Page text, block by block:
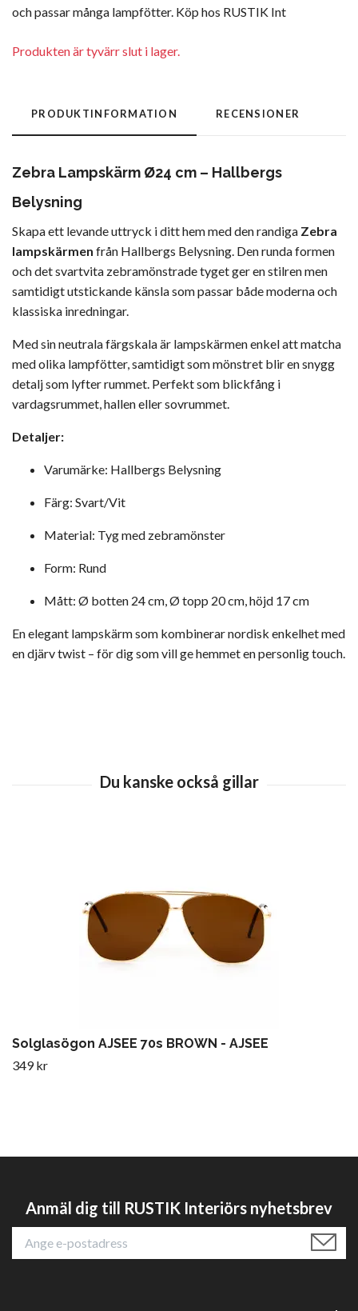
och passar många lampfötter. Köp hos RUSTIK Int
Produkten är tyvärr slut i lager.
PRODUKTINFORMATION RECENSIONER
Zebra Lampskärm Ø24 cm – Hallbergs
Belysning
Skapa ett levande uttryck i ditt hem med den randiga Zebra
lampskärmen från Hallbergs Belysning. Den runda formen
och det svartvita zebramönstrade tyget ger en stilren men
samtidigt utstickande känsla som passar både moderna och
klassiska inredningar.
Med sin neutrala färgskala är lampskärmen enkel att matcha
med olika lampfötter, samtidigt som mönstret blir en snygg
detalj som lyfter rummet. Perfekt som blickfång i
vardagsrummet, hallen eller sovrummet.
Detaljer:
Varumärke: Hallbergs Belysning
Färg: Svart/Vit
Material: Tyg med zebramönster
Form: Rund
Mått: Ø botten 24 cm, Ø topp 20 cm, höjd 17 cm
En elegant lampskärm som kombinerar nordisk enkelhet med
en djärv twist – för dig som vill ge hemmet en personlig touch.
Solglasögon AJSEE 70s BROWN - AJSEE
349 kr
Anmäl dig till RUSTIK Interiörs nyhetsbrev